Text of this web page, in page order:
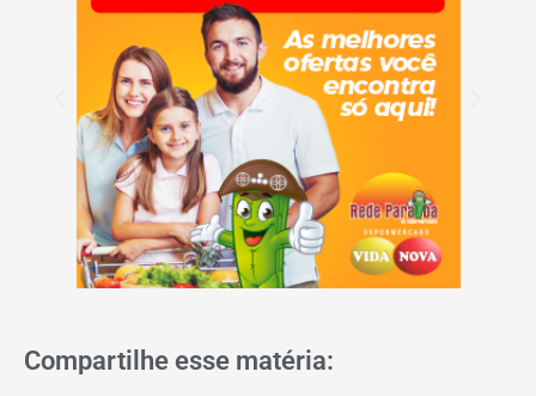
Compartilhe esse matéria: